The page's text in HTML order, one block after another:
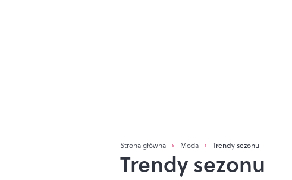
Strona główna Moda Trendy sezonu
Trendy sezonu